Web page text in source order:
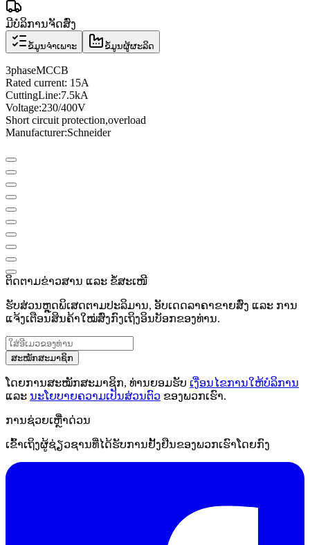
ມີບໍລິການຈັດສົ່ງ
ຂໍ້ມູນຈຳເພາະ ຂໍ້ມູນຜູ້ຜະລິດ
3phaseMCCB
Rated current: 15A
CuttingLine:7.5kA
Voltage:230/400V
Short circuit protection,overload
Manufacturer:Schneider
ຕິດຕາມຂ່າວສານ ແລະ ຂໍ້ສະເໜີ
ຮັບສ່ວນຫຼຸດພິເສດຕາມປະລິມານ, ອັບເດດລາຄາຂາຍສົ່ງ ແລະ ການ
ແຈ້ງເຕືອນສິນຄ້າໃໝ່ສົ່ງກົງເຖິງອິນບັອກຂອງທ່ານ.
ສະໝັກສະມາຊິກ
ໂດຍການສະໝັກສະມາຊິກ, ທ່ານຍອມຮັບ ເງື່ອນໄຂການໃຫ້ບໍລິການ
ແລະ ນະໂຍບາຍຄວາມເປັນສ່ວນຕົວ ຂອງພວກເຮົາ.
ການຊ່ວຍເຫຼືໍາດ່ວນ
ເຂົ້າເຖິງຜູ້ຊ່ຽວຊານທີ່ໄດ້ຮັບການຢັ້ງຢືນຂອງພວກເຮົາໂດຍກົງ